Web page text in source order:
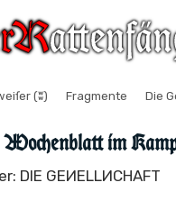
(ʬ) Fragmente Die
Wochenblatt im
DIE GEИELLИCHAFT